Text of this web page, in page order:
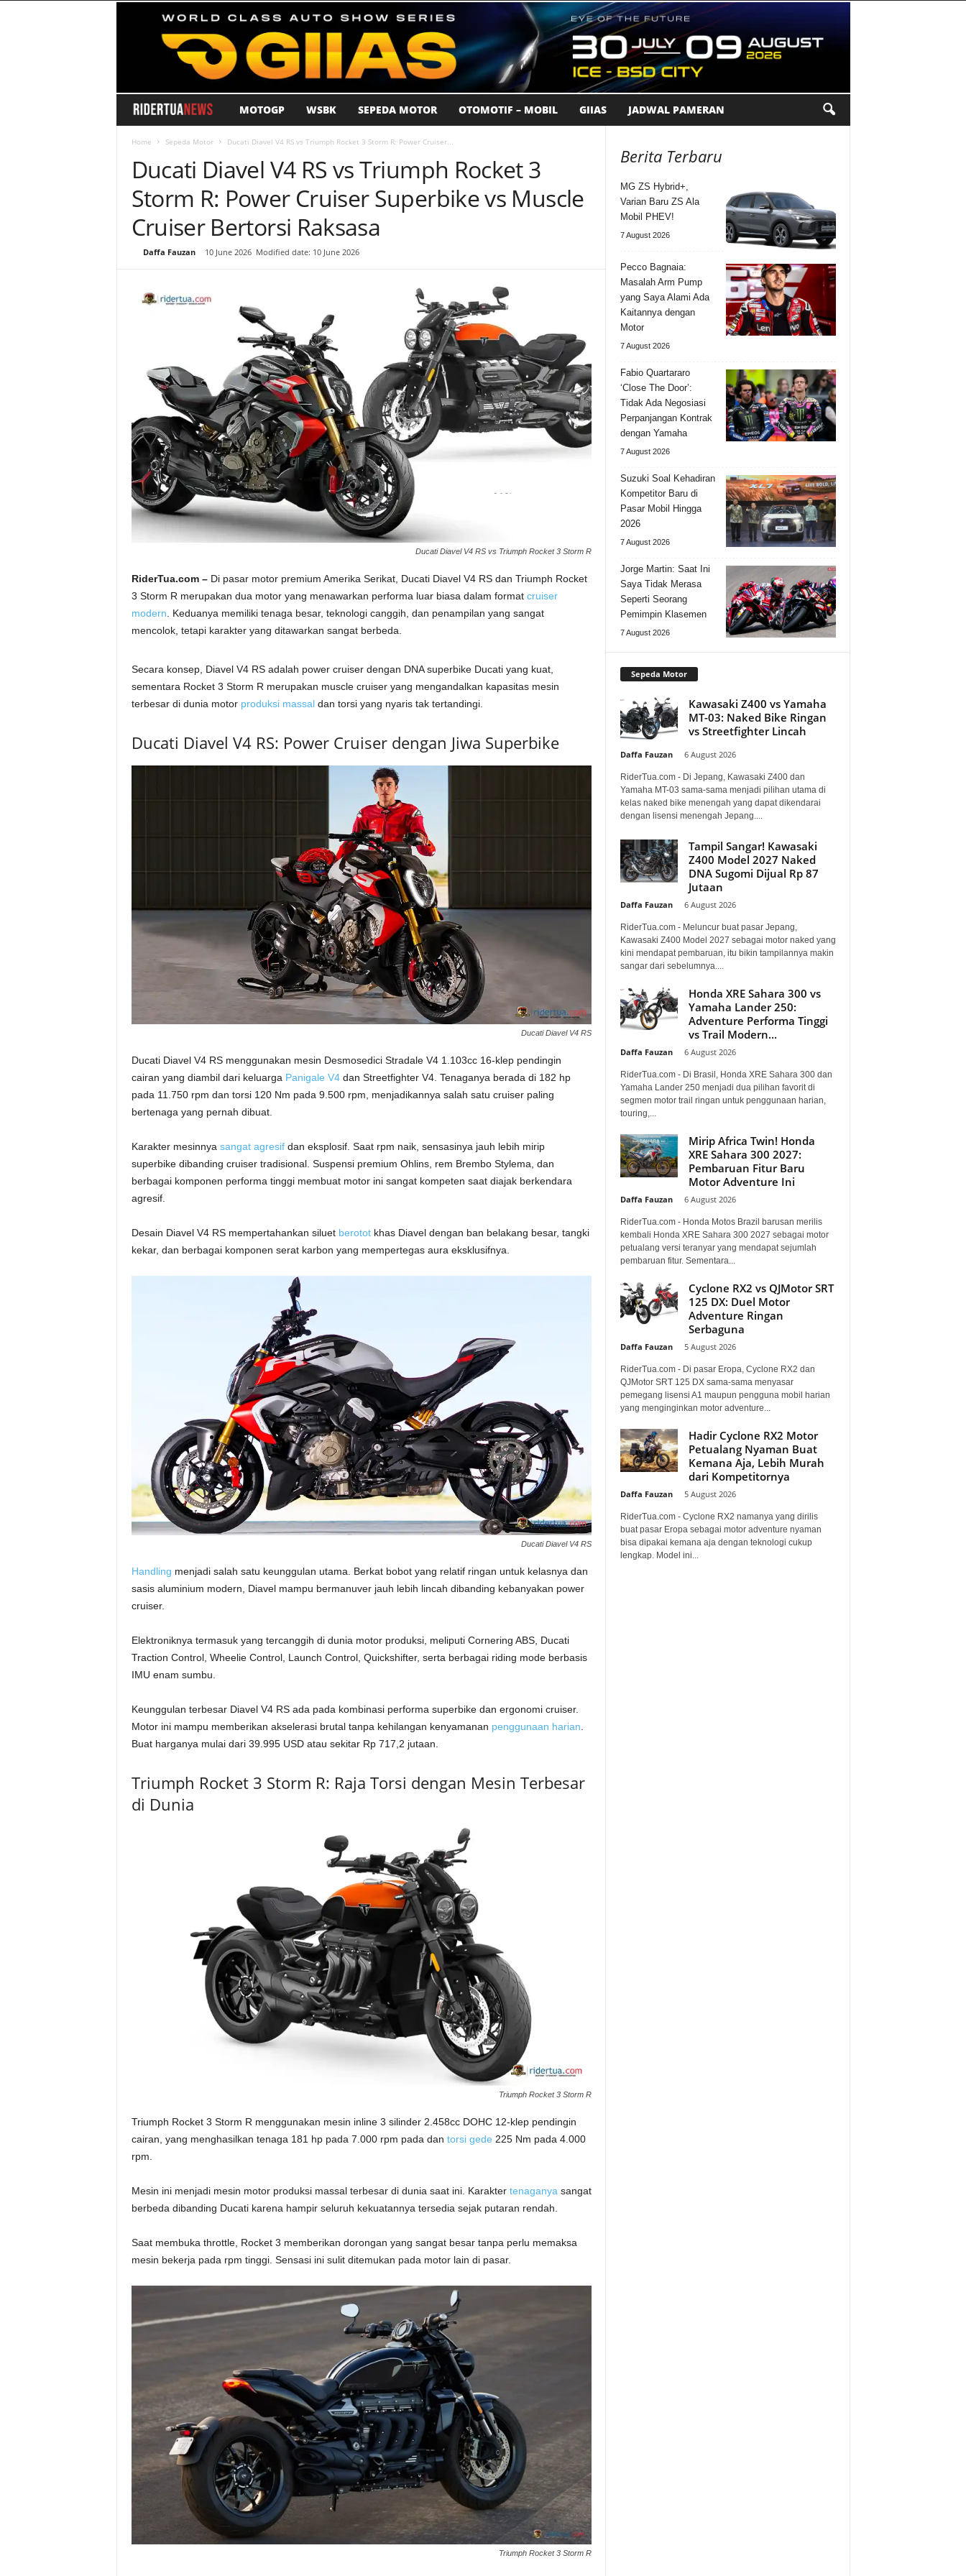
i
d
e
r
T
c
o
m
MOTOGP WSBK SEPEDA MOTOR OTOMOTIF – MOBIL GIIAS JADWAL PAMERAN
Home Sepeda Motor Ducati Diavel V4 RS vs Triumph Rocket 3 Storm R: Power Cruiser...
Ducati Diavel V4 RS vs Triumph Rocket 3
Storm R: Power Cruiser Superbike vs Muscle
Cruiser Bertorsi Raksasa
Daffa Fauzan- 10 June 2026 Modified date: 10 June 2026
Ducati Diavel V4 RS vs Triumph Rocket 3 Storm R
RiderTua.com –Di pasar motor premium Amerika Serikat, Ducati Diavel V4 RS dan Triumph Rocket
3 Storm R merupakan dua motor yang menawarkan performa luar biasa dalam format cruiser
modern . Keduanya memiliki tenaga besar, teknologi canggih, dan penampilan yang sangat
mencolok, tetapi karakter yang ditawarkan sangat berbeda.
Secara konsep, Diavel V4 RS adalah power cruiser dengan DNA superbike Ducati yang kuat,
sementara Rocket 3 Storm R merupakan muscle cruiser yang mengandalkan kapasitas mesin
terbesar di dunia motor produksi massaldan torsi yang nyaris tak tertandingi.
Ducati Diavel V4 RS: Power Cruiser dengan Jiwa Superbike
Ducati Diavel V4 RS
Ducati Diavel V4 RS menggunakan mesin Desmosedici Stradale V4 1.103cc 16-klep pendingin
cairan yang diambil dari keluarga Panigale V4dan Streetfighter V4. Tenaganya berada di 182 hp
pada 11.750 rpm dan torsi 120 Nm pada 9.500 rpm, menjadikannya salah satu cruiser paling
bertenaga yang pernah dibuat.
Karakter mesinnya sangat agresifdan eksplosif. Saat rpm naik, sensasinya jauh lebih mirip
superbike dibanding cruiser tradisional. Suspensi premium Ohlins, rem Brembo Stylema, dan
berbagai komponen performa tinggi membuat motor ini sangat kompeten saat diajak berkendara
agresif.
Desain Diavel V4 RS mempertahankan siluet berototkhas Diavel dengan ban belakang besar, tangki
kekar, dan berbagai komponen serat karbon yang mempertegas aura eksklusifnya.
Ducati Diavel V4 RS
Handling menjadi salah satu keunggulan utama. Berkat bobot yang relatif ringan untuk kelasnya dan
sasis aluminium modern, Diavel mampu bermanuver jauh lebih lincah dibanding kebanyakan power
cruiser.
Elektroniknya termasuk yang tercanggih di dunia motor produksi, meliputi Cornering ABS, Ducati
Traction Control, Wheelie Control, Launch Control, Quickshifter, serta berbagai riding mode berbasis
IMU enam sumbu.
Keunggulan terbesar Diavel V4 RS ada pada kombinasi performa superbike dan ergonomi cruiser.
Motor ini mampu memberikan akselerasi brutal tanpa kehilangan kenyamanan penggunaan harian
Buat harganya mulai dari 39.995 USD atau sekitar Rp 717,2 jutaan.
Triumph Rocket 3 Storm R: Raja Torsi dengan Mesin Terbesar
di Dunia
Triumph Rocket 3 Storm R
Triumph Rocket 3 Storm R menggunakan mesin inline 3 silinder 2.458cc DOHC 12-klep pendingin
cairan, yang menghasilkan tenaga 181 hp pada 7.000 rpm pada dan torsi gede 225 Nm pada 4.000
rpm.
Mesin ini menjadi mesin motor produksi massal terbesar di dunia saat ini. Karakter tenaganya sangat
berbeda dibanding Ducati karena hampir seluruh kekuatannya tersedia sejak putaran rendah.
Saat membuka throttle, Rocket 3 memberikan dorongan yang sangat besar tanpa perlu memaksa
mesin bekerja pada rpm tinggi. Sensasi ini sulit ditemukan pada motor lain di pasar.
Triumph Rocket 3 Storm R
Berita Terbaru
MG ZS Hybrid+,
Varian Baru ZS Ala
Mobil PHEV!
7 August 2026
Pecco Bagnaia:
Masalah Arm Pump
yang Saya Alami Ada
Kaitannya dengan
Motor
7 August 2026
Fabio Quartararo
‘Close The Door’:
Tidak Ada Negosiasi
Perpanjangan Kontrak
dengan Yamaha
7 August 2026
Suzuki Soal Kehadiran
Kompetitor Baru di
Pasar Mobil Hingga
2026
7 August 2026
Jorge Martin: Saat Ini
Saya Tidak Merasa
Seperti Seorang
Pemimpin Klasemen
7 August 2026
Sepeda Motor
Kawasaki Z400 vs Yamaha
MT-03: Naked Bike Ringan
vs Streetfighter Lincah
Daffa Fauzan 6 August 2026
RiderTua.com - Di Jepang, Kawasaki Z400 dan
Yamaha MT-03 sama-sama menjadi pilihan utama di
kelas naked bike menengah yang dapat dikendarai
dengan lisensi menengah Jepang....
Tampil Sangar! Kawasaki
Z400 Model 2027 Naked
DNA Sugomi Dijual Rp 87
Jutaan
Daffa Fauzan 6 August 2026
RiderTua.com - Meluncur buat pasar Jepang,
Kawasaki Z400 Model 2027 sebagai motor naked yang
kini mendapat pembaruan, itu bikin tampilannya makin
sangar dari sebelumnya....
Honda XRE Sahara 300 vs
Yamaha Lander 250:
Adventure Performa Tinggi
vs Trail Modern...
Daffa Fauzan 6 August 2026
RiderTua.com - Di Brasil, Honda XRE Sahara 300 dan
Yamaha Lander 250 menjadi dua pilihan favorit di
segmen motor trail ringan untuk penggunaan harian,
touring,...
Mirip Africa Twin! Honda
XRE Sahara 300 2027:
Pembaruan Fitur Baru
Motor Adventure Ini
Daffa Fauzan 6 August 2026
RiderTua.com - Honda Motos Brazil barusan merilis
kembali Honda XRE Sahara 300 2027 sebagai motor
petualang versi teranyar yang mendapat sejumlah
pembaruan fitur. Sementara...
Cyclone RX2 vs QJMotor SRT
125 DX: Duel Motor
Adventure Ringan
Serbaguna
Daffa Fauzan 5 August 2026
RiderTua.com - Di pasar Eropa, Cyclone RX2 dan
QJMotor SRT 125 DX sama-sama menyasar
pemegang lisensi A1 maupun pengguna mobil harian
yang menginginkan motor adventure...
Hadir Cyclone RX2 Motor
Petualang Nyaman Buat
Kemana Aja, Lebih Murah
dari Kompetitornya
Daffa Fauzan 5 August 2026
RiderTua.com - Cyclone RX2 namanya yang dirilis
buat pasar Eropa sebagai motor adventure nyaman
bisa dipakai kemana aja dengan teknologi cukup
lengkap. Model ini...